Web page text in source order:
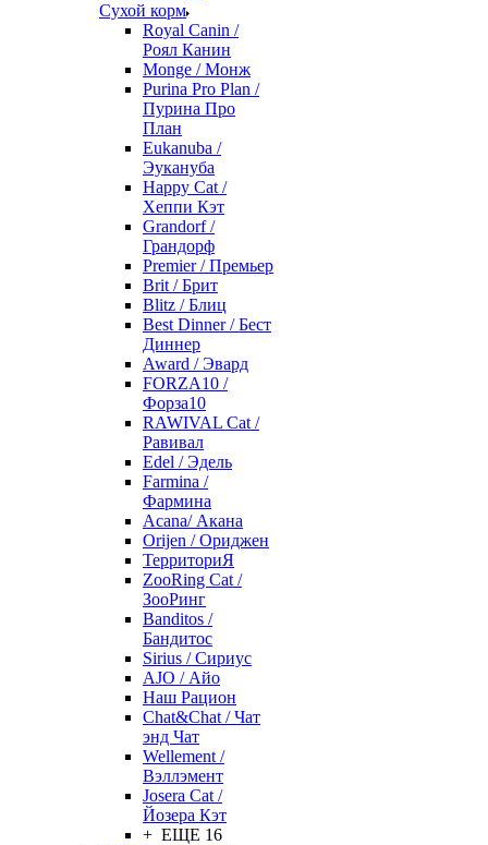
Сухой корм
Royal Canin /
Роял Канин
Monge / Монж
Purina Pro Plan /
Пурина Про
План
Eukanuba /
Эукануба
Happy Cat /
Хеппи Кэт
Grandorf /
Грандорф
Premier / Премьер
Brit / Брит
Blitz / Блиц
Best Dinner / Бест
Диннер
Award / Эвард
FORZA10 /
Форза10
RAWIVAL Cat /
Равивал
Edel / Эдель
Farmina /
Фармина
Acana/ Акана
Orijen / Ориджен
ТерриториЯ
ZooRing Cat /
ЗооРинг
Banditos /
Бандитос
Sirius / Сириус
AJO / Айо
Наш Рацион
Chat&Chat / Чат
энд Чат
Wellement /
Вэллэмент
Josera Cat /
Йозера Кэт
+ ЕЩЕ 16